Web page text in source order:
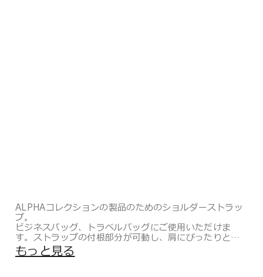
ALPHAコレクションの製品のためのショルダーストラッ
プ。
ビジネスバッグ、トラベルバッグにご使用いただけま
す。ストラップの付根部分が可動し、肩にぴったりとフ
ィットするので、肩への負荷も軽減します。
もっと見る